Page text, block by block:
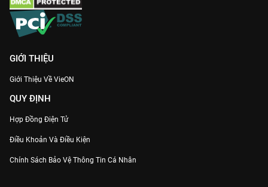
GIỚI THIỆU
Giới Thiệu Về VieON
QUY ĐỊNH
Hợp Đồng Điện Tử
Điều Khoản Và Điều Kiện
Chính Sách Bảo Vệ Thông Tin Cá Nhân